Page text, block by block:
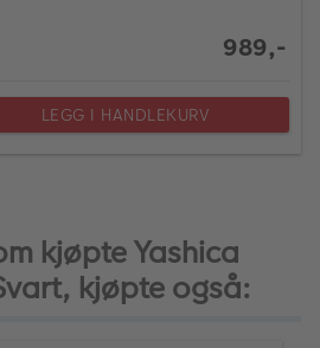
989,-
LEGG I HANDLEKURV
kjøpte Yashica
kjøpte også: